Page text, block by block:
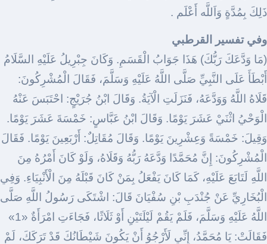
ذَلِكَ بِمُدَّةٍ وَاَللَّه أَعْلَم .
وفي تفسير القرطبي
(مَا وَدَّعَكَ رَبُّكَ) هَذَا جَوَابُ الْقَسَمِ. وَكَانَ جِبْرِيلُ عَلَيْهِ السَّلَامُ
أَبْطَأَ عَلَى النَّبِيِّ صَلَّى اللَّهُ عَلَيْهِ وَسَلَّمَ، فَقَالَ الْمُشْرِكُونَ:
قَلَاهُ اللَّهُ وَوَدَّعَهُ، فَنَزَلَتِ الْآيَةُ. وَقَالَ ابْنُ جُرَيْجٍ: احْتَبَسَ عَنْهُ
الْوَحْيُ اثْنَيْ عَشَرَ يَوْمًا. وَقَالَ ابْنُ عَبَّاسٍ: خَمْسَةَ عَشَرَ يَوْمًا.
وَقِيلَ: خَمْسَةً وَعِشْرِينَ يَوْمًا. وَقَالَ مُقَاتِلٌ: أَرْبَعِينَ يَوْمًا. فَقَالَ
الْمُشْرِكُونَ: إِنَّ مُحَمَّدًا وَدَّعَهُ رَبُّهُ وَقَلَاهُ، وَلَوْ كَانَ أَمْرُهُ مِنَ
اللَّهِ لَتَابَعَ عَلَيْهِ، كَمَا كَانَ يَفْعَلُ بِمَنْ كَانَ قَبْلَهُ مِنَ الْأَنْبِيَاءِ. وَفِي
الْبُخَارِيِّ عَنْ جُنْدَبِ بْنِ سُفْيَانَ قَالَ: اشْتَكَى رَسُولُ اللَّهِ صَلَّى
اللَّهُ عَلَيْهِ وَسَلَّمَ، فَلَمْ يَقُمْ لَيْلَتَيْنِ أَوْ ثَلَاثًا، فَجَاءَتِ امْرَأَةٌ «1»
فَقَالَتْ: يَا مُحَمَّدُ، إِنِّي لَأَرْجُوُ أَنْ يَكُونَ شَيْطَانُكَ قَدْ تَرَكَكَ، لَمْ